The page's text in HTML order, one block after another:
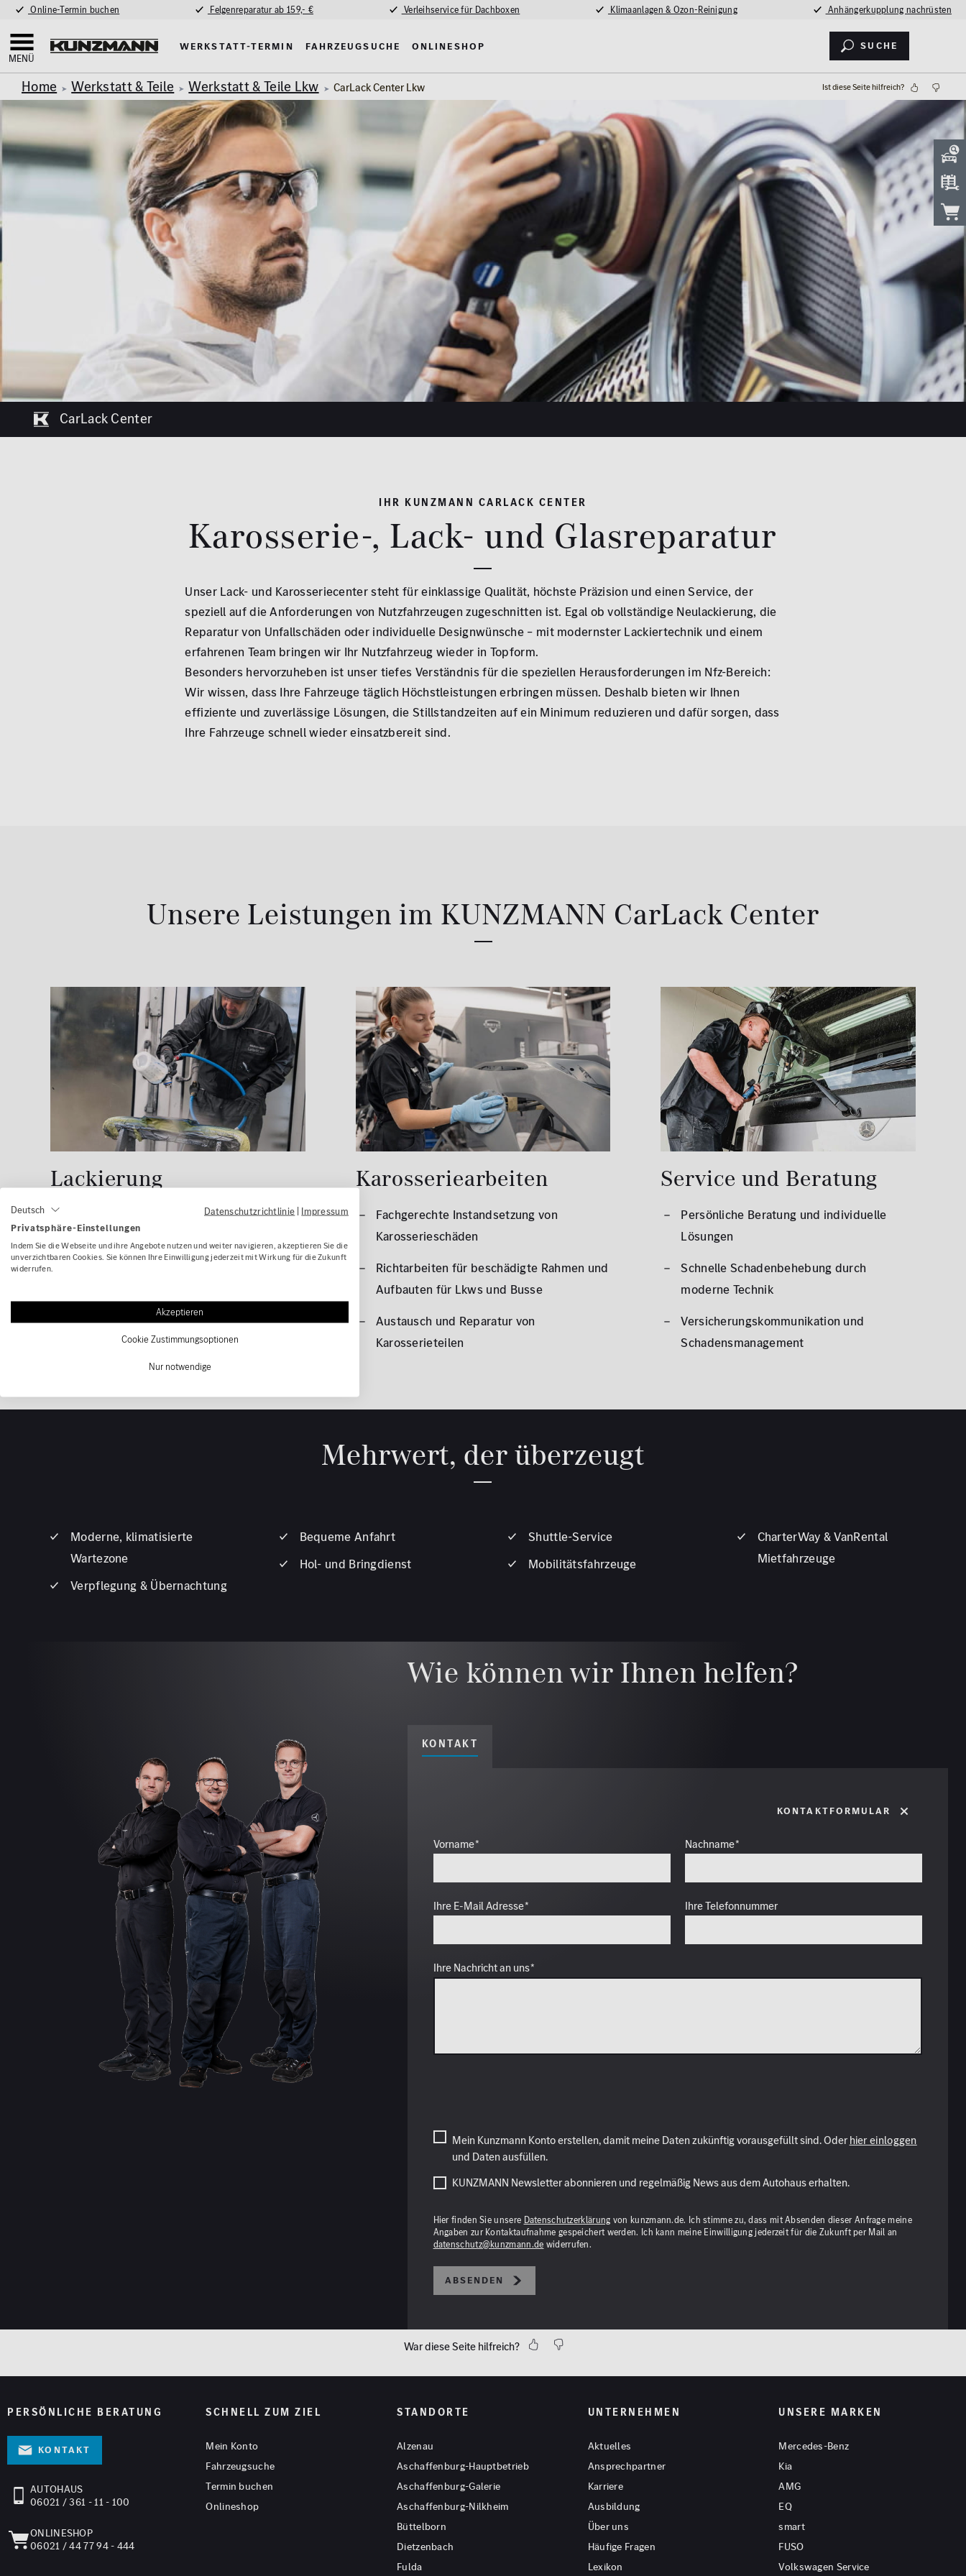
Online-Termin buchen Felgenreparatur ab 159,- € Verleihservice für Dachboxen Klimaanlagen & Ozon-Reinigung Anhängerkupplung nachrüsten
MENÜ
Werkstatt-Termin Fahrzeugsuche Onlineshop Suche
Home Werkstatt & Teile Werkstatt & Teile Lkw CarLack Center Lkw Ist diese Seite hilfreich?
CarLack Center
IHR KUNZMANN CARLACK CENTER
Karosserie-, Lack- und Glasreparatur
Unser Lack- und Karosseriecenter steht für einklassige Qualität, höchste Präzision und einen Service, der
speziell auf die Anforderungen von Nutzfahrzeugen zugeschnitten ist. Egal ob vollständige Neulackierung, die
Reparatur von Unfallschäden oder individuelle Designwünsche – mit modernster Lackiertechnik und einem
erfahrenen Team bringen wir Ihr Nutzfahrzeug wieder in Topform.
Besonders hervorzuheben ist unser tiefes Verständnis für die speziellen Herausforderungen im Nfz-Bereich:
Wir wissen, dass Ihre Fahrzeuge täglich Höchstleistungen erbringen müssen. Deshalb bieten wir Ihnen
effiziente und zuverlässige Lösungen, die Stillstandzeiten auf ein Minimum reduzieren und dafür sorgen, dass
Ihre Fahrzeuge schnell wieder einsatzbereit sind.
Unsere Leistungen im KUNZMANN CarLack Center
Lackierung
Hochwertige Komplett- und
Teillackierungen für alle Nfz-Modelle
Reparaturlackierung bei Unfallschäden
Karosseriearbeiten
Fachgerechte Instandsetzung von
Karosserieschäden
Richtarbeiten für beschädigte Rahmen und
Aufbauten für Lkws und Busse
Austausch und Reparatur von
Karosserieteilen
Service und Beratung
Persönliche Beratung und individuelle
Lösungen
Schnelle Schadenbehebung durch
moderne Technik
Versicherungskommunikation und
Schadensmanagement
Mehrwert, der überzeugt
Moderne, klimatisierte
Wartezone
Verpflegung & Übernachtung
Bequeme Anfahrt
Hol- und Bringdienst
Shuttle-Service
Mobilitätsfahrzeuge
CharterWay & VanRental
Mietfahrzeuge
Wie können wir Ihnen helfen?
KONTAKT
Kontaktformular
Mein Kunzmann Konto erstellen, damit meine Daten zukünftig vorausgefüllt sind. Oderhier einloggen
und Daten ausfüllen.
KUNZMANN Newsletter abonnieren und regelmäßig News aus dem Autohaus erhalten.
Hier finden Sie unsere Datenschutzerklärung von kunzmann.de. Ich stimme zu, dass mit Absenden dieser Anfrage meine
Angaben zur Kontaktaufnahme gespeichert werden. Ich kann meine Einwilligung jederzeit für die Zukunft per Mail an
datenschutz@kunzmann.de widerrufen.
Absenden
War diese Seite hilfreich?
PERSÖNLICHE BERATUNG
Kontakt
AUTOHAUS
06021 / 361 - 11 - 100
ONLINESHOP
06021 / 44 77 94 - 444
SCHNELL ZUM ZIEL
Mein Konto
Fahrzeugsuche
Termin buchen
Onlineshop
STANDORTE
Alzenau
Aschaffenburg-Hauptbetrieb
Aschaffenburg-Galerie
Aschaffenburg-Nilkheim
Büttelborn
Dietzenbach
Fulda
UNTERNEHMEN
Aktuelles
Ansprechpartner
Karriere
Ausbildung
Über uns
Häufige Fragen
Lexikon
UNSERE MARKEN
Mercedes-Benz
Kia
AMG
EQ
smart
FUSO
Volkswagen Service
Deutsch Datenschutzrichtlinie | Impressum
Privatsphäre-Einstellungen
Indem Sie die Webseite und ihre Angebote nutzen und weiter navigieren, akzeptieren Sie die
unverzichtbaren Cookies. Sie können Ihre Einwilligung jederzeit mit Wirkung für die Zukunft
widerrufen.
Akzeptieren
Cookie Zustimmungsoptionen
Nur notwendige